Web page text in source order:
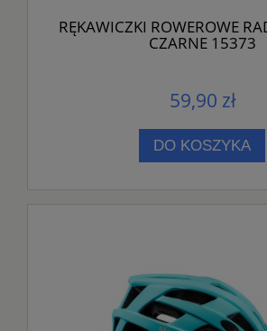
RĘKAWICZKI ROWEROWE
CZARNE 15373
59,90 zł
DO KOSZYKA